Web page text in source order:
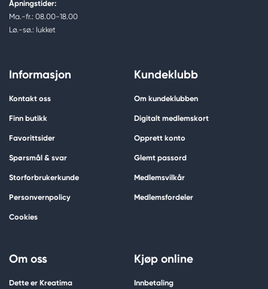
Åpningstider:
Ma.-fr.: 08.00-18.00
Lø.-sø.: lukket
Informasjon
Kontakt oss
Finn butikk
Favorittsider
Spørsmål & svar
Storforbrukerkunde
Personvernpolicy
Cookies
Kundeklubb
Om kundeklubben
Digitalt medlemskort
Opprett konto
Glemt passord
Medlemsvilkår
Medlemsfordeler
Om oss
Dette er Kreatima
Kjøp online
Innbetaling